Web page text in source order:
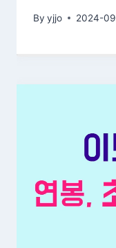
By yjjo 2024-